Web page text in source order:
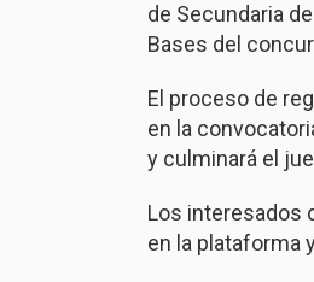
de Secundaria
Bases del
El proceso de
en la
y culminará el
Los interesados
en la plataforma